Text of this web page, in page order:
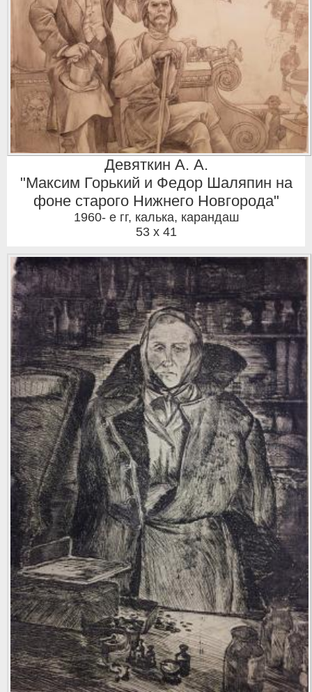
Девяткин А. А.
"Максим Горький и Федор Шаляпин на
фоне старого Нижнего Новгорода"
1960- е гг, калька, карандаш
53 x 41